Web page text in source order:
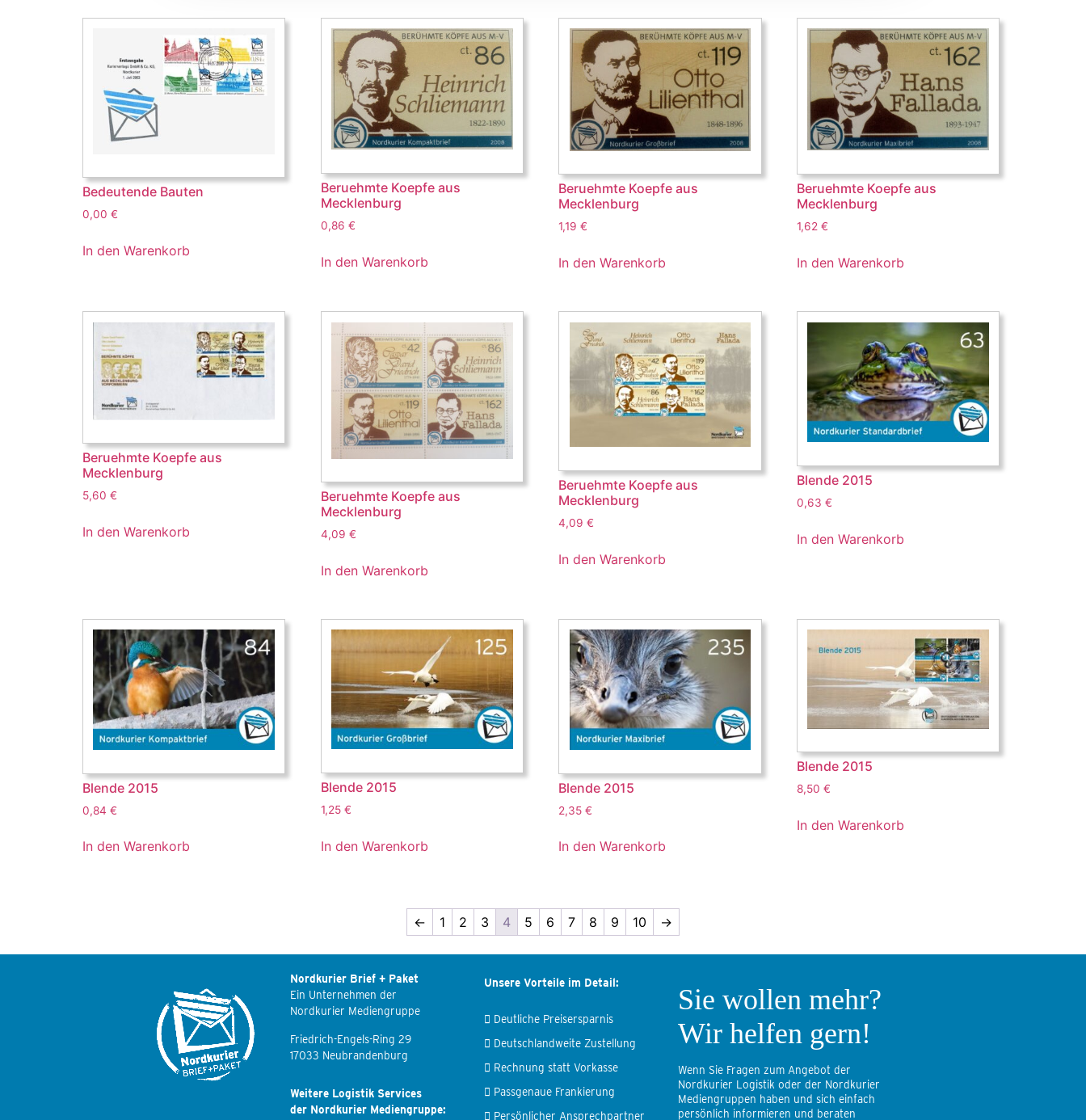
Bedeutende Bauten
0,00 €
In den Warenkorb
Beruehmte Koepfe aus
Mecklenburg
0,86 €
In den Warenkorb
Beruehmte Koepfe aus
Mecklenburg
1,19€
In den Warenkorb
Beruehmte Koepfe aus
Mecklenburg
1,62€
In den Warenkorb
Beruehmte Koepfe aus
Mecklenburg
5,60 €
In den Warenkorb
Beruehmte Koepfe aus
Mecklenburg
4,09 €
In den Warenkorb
Beruehmte Koepfe aus
Mecklenburg
4,09€
In den Warenkorb
Blende 2015
0,63€
In den Warenkorb
Blende 2015
0,84 €
In den Warenkorb
Blende 2015
1,25 €
In den Warenkorb
Blende 2015
2,35€
In den Warenkorb
Blende 2015
8,50€
In den Warenkorb
← 1 2 3 4 5 6 7 8 9 10 →
Nordkurier Brief + Paket
Ein Unternehmen der
Nordkurier Mediengruppe
Friedrich-Engels-Ring 29
17033 Neubrandenburg
Weitere Logistik Services
der Nordkurier Mediengruppe:
Unsere Vorteile im Detail:
Deutliche Preisersparnis
Deutschlandweite Zustellung
Rechnung statt Vorkasse
Passgenaue Frankierung
Persönlicher Ansprechpartner
Sie wollen mehr?
Wir helfen gern!
Wenn Sie Fragen zum Angebot der
Nordkurier Logistik oder der Nordkurier
Mediengruppen haben und sich einfach
persönlich informieren und beraten